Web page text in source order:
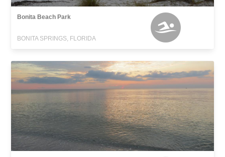
Bonita Beach Park
BONITA SPRINGS, FLORIDA